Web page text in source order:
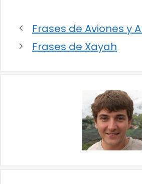
Frases de Aviones y
Frases de Xayah